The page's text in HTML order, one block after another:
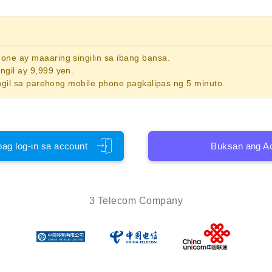
ay maaaring singilin sa ibang bansa.
ay 9,999 yen.
sa parehong mobile phone pagkalipas ng 5 minuto.
log-in sa account Buksan ang
3 Telecom Company